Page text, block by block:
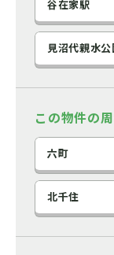
谷在家駅
見沼代親水
この物件の
六町
北千住